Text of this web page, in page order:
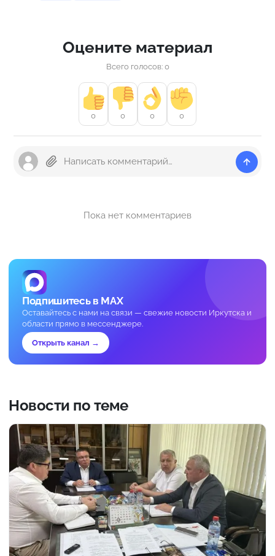
Оцените материал
Всего голосов: 0
0 0 0 0
Пока нет комментариев
Подпишитесь в MAX
Оставайтесь с нами на связи — свежие новости Иркутска и
области прямо в мессенджере.
Открыть канал →
Новости по теме